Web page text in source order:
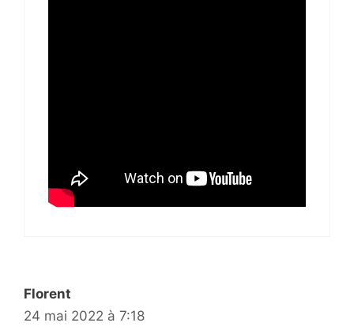
Florent
24 mai 2022 à 7:18